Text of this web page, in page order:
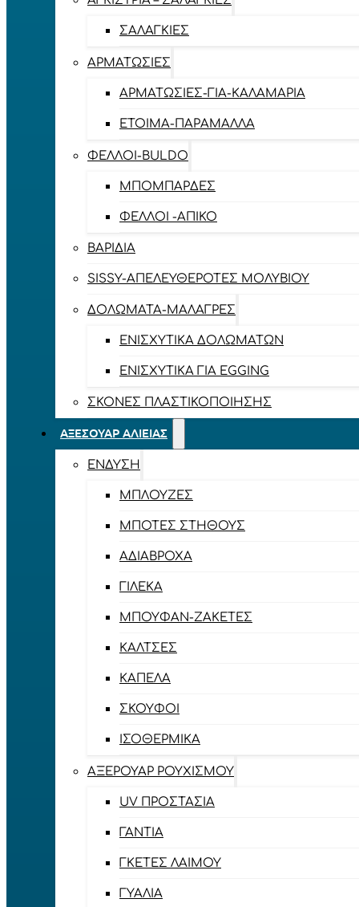
ΣΑΛΑΓΚΙΈΣ
ΑΡΜΑΤΩΣΙΈΣ
ΑΡΜΑΤΩΣΙΈΣ-ΓΙΑ-ΚΑΛΑΜΆΡΙΑ
ΈΤΟΙΜΑ-ΠΑΡΆΜΑΛΛΑ
ΦΕΛΛΟΊ-BULDO
ΜΠΟΜΠΆΡΔΕΣ
ΦΕΛΛΟΊ -ΑΠΊΚΟ
ΒΑΡΊΔΙΑ
SISSY-ΑΠΕΛΕΥΘΕΡΟΤΈΣ ΜΟΛΥΒΙΟΎ
ΔΟΛΏΜΑΤΑ-ΜΑΛΆΓΡΕΣ
ΕΝΙΣΧΥΤΙΚΆ ΔΟΛΩΜΆΤΩΝ
ΕΝΙΣΧΥΤΙΚΆ ΓΙΑ EGGING
ΣΚΌΝΕΣ ΠΛΑΣΤΙΚΟΠΟΊΗΣΗΣ
ΑΞΕΣΟΥΆΡ ΑΛΙΕΊΑΣ
ΈΝΔΥΣΗ
ΜΠΛΟΎΖΕΣ
ΜΠΌΤΕΣ ΣΤΉΘΟΥΣ
ΑΔΙΆΒΡΟΧΑ
ΓΙΛΈΚΑ
ΜΠΟΥΦΆΝ-ΖΑΚΈΤΕΣ
ΚΆΛΤΣΕΣ
ΚΑΠΈΛΑ
ΣΚΟΎΦΟΙ
ΙΣΟΘΕΡΜΙΚΆ
ΑΞΕΡΟΥΆΡ ΡΟΥΧΙΣΜΟΎ
UV ΠΡΟΣΤΑΣΊΑ
ΓΆΝΤΙΑ
ΓΚΈΤΕΣ ΛΑΊΜΟΥ
ΓΥΑΛΙΆ